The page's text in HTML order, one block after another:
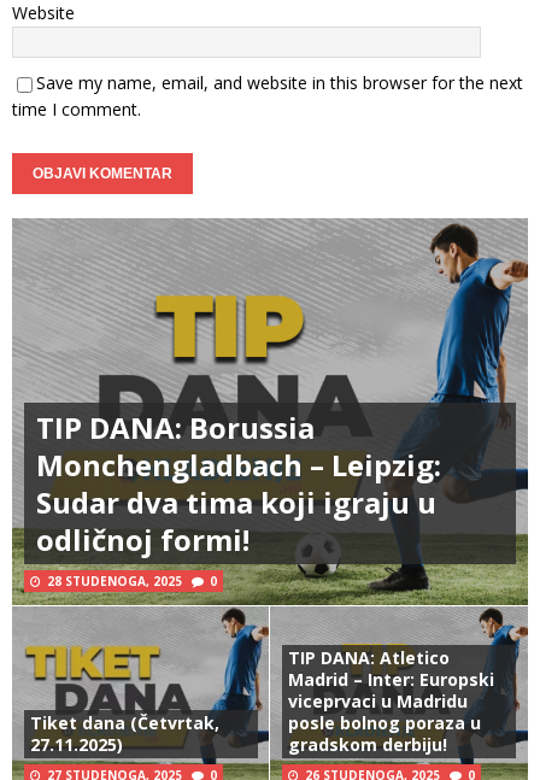
Website
Save my name, email, and website in this browser for the next
time I comment.
TIP DANA: Borussia
Monchengladbach – Leipzig:
Sudar dva tima koji igraju u
odličnoj formi!
28 STUDENOGA, 2025 0
Tiket dana (Četvrtak,
27.11.2025)
27 STUDENOGA, 2025 0
TIP DANA: Atletico
Madrid – Inter: Europski
viceprvaci u Madridu
posle bolnog poraza u
gradskom derbiju!
26 STUDENOGA, 2025 0